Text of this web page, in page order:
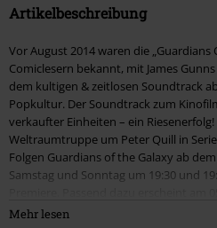
Artikelbeschreibung
Vor August 2014 waren die „Guardians
Comiclesern bekannt, mit James
dem kultigen & zeitlosen Soundtrack
Popkultur. Der Soundtrack zum
verkaufter Einheiten – ein
Weltraumtruppe um Peter Quill in
Folgen Guardians of the Galaxy ab
Samstag und Sonntag um 19:30 und
Guardians of the Galaxy: Cosmic Mix
Mehr lesen